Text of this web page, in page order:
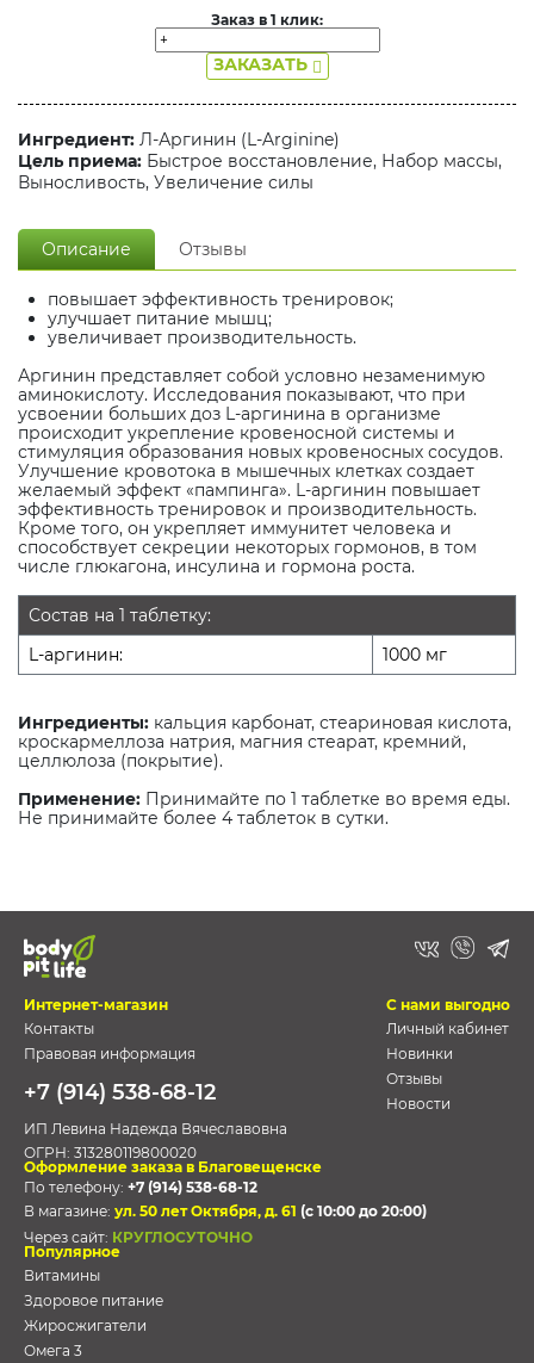
Заказ в 1 клик:
ЗАКАЗАТЬ
Ингредиент: Л-Аргинин (L-Arginine)
Цель приема: Быстрое восстановление, Набор массы,
Выносливость, Увеличение силы
Описание Отзывы
повышает эффективность тренировок;
улучшает питание мышц;
увеличивает производительность.
Аргинин представляет собой условно незаменимую
аминокислоту. Исследования показывают, что при
усвоении больших доз L-аргинина в организме
происходит укрепление кровеносной системы и
стимуляция образования новых кровеносных сосудов.
Улучшение кровотока в мышечных клетках создает
желаемый эффект «пампинга». L-аргинин повышает
эффективность тренировок и производительность.
Кроме того, он укрепляет иммунитет человека и
способствует секреции некоторых гормонов, в том
числе глюкагона, инсулина и гормона роста.
Состав на 1 таблетку:
L-аргинин:
1000 мг
Ингредиенты: кальция карбонат, стеариновая кислота,
кроскармеллоза натрия, магния стеарат, кремний,
целлюлоза (покрытие).
Применение: Принимайте по 1 таблетке во время еды.
Не принимайте более 4 таблеток в сутки.
Интернет-магазин
Контакты
Правовая информация
+7 (914) 538-68-12
ИП Левина Надежда Вячеславовна
ОГРН: 313280119800020
С нами выгодно
Личный кабинет
Новинки
Отзывы
Новости
Оформление заказа в Благовещенске
По телефону: +7 (914) 538-68-12
В магазине: ул. 50 лет Октября, д. 61 (с 10:00 до 20:00)
Через сайт: КРУГЛОСУТОЧНО
Популярное
Витамины
Здоровое питание
Жиросжигатели
Омега 3